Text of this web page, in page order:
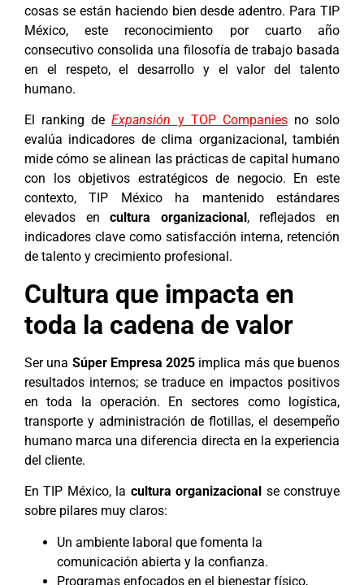
cosas se están haciendo bien desde adentro. Para TIP
México, este reconocimiento por cuarto año
consecutivo consolida una filosofía de trabajo basada
en el respeto, el desarrollo y el valor del talento
humano.
El ranking deExpansión y TOP Companiesno solo
evalúa indicadores de clima organizacional, también
mide cómo se alinean las prácticas de capital humano
con los objetivos estratégicos de negocio. En este
contexto, TIP México ha mantenido estándares
elevados encultura organizacional , reflejados en
indicadores clave como satisfacción interna, retención
de talento y crecimiento profesional.
Cultura que impacta en
toda la cadena de valor
Ser una Súper Empresa 2025 implica más que buenos
resultados internos; se traduce en impactos positivos
en toda la operación. En sectores como logística,
transporte y administración de flotillas, el desempeño
humano marca una diferencia directa en la experiencia
del cliente.
En TIP México, la cultura organizacional se construye
sobre pilares muy claros:
Un ambiente laboral que fomenta la
comunicación abierta y la confianza.
Programas enfocados en el bienestar físico,